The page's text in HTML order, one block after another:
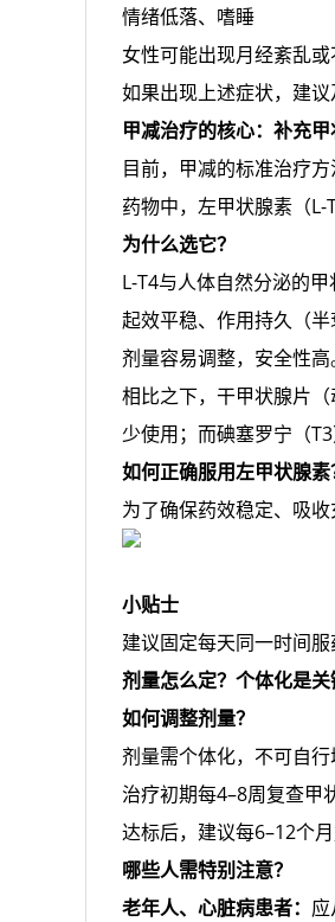
情绪低落、嗜睡
女性可能出现月经紊乱
如果出现上述症状，建议
甲减治疗的核心：补充
目前，甲减的标准治疗
药物中，左甲状腺素（L-
为什么选它？
L-T4与人体自然分泌的甲
起效平稳、作用持久（半
剂量容易调整，安全性高
相比之下，干甲状腺片
少使用；而碘塞罗宁（
如何正确服用左甲状腺素
为了确保药效稳定、吸收
小贴士
建议固定每天同一时间服
剂量怎么定？个体化是关
如何调整剂量？
剂量需个体化，不可自行
治疗初期每4–8周复查甲
达标后，建议每6–12个月
哪些人需特别注意？
老年人、心脏病患者：